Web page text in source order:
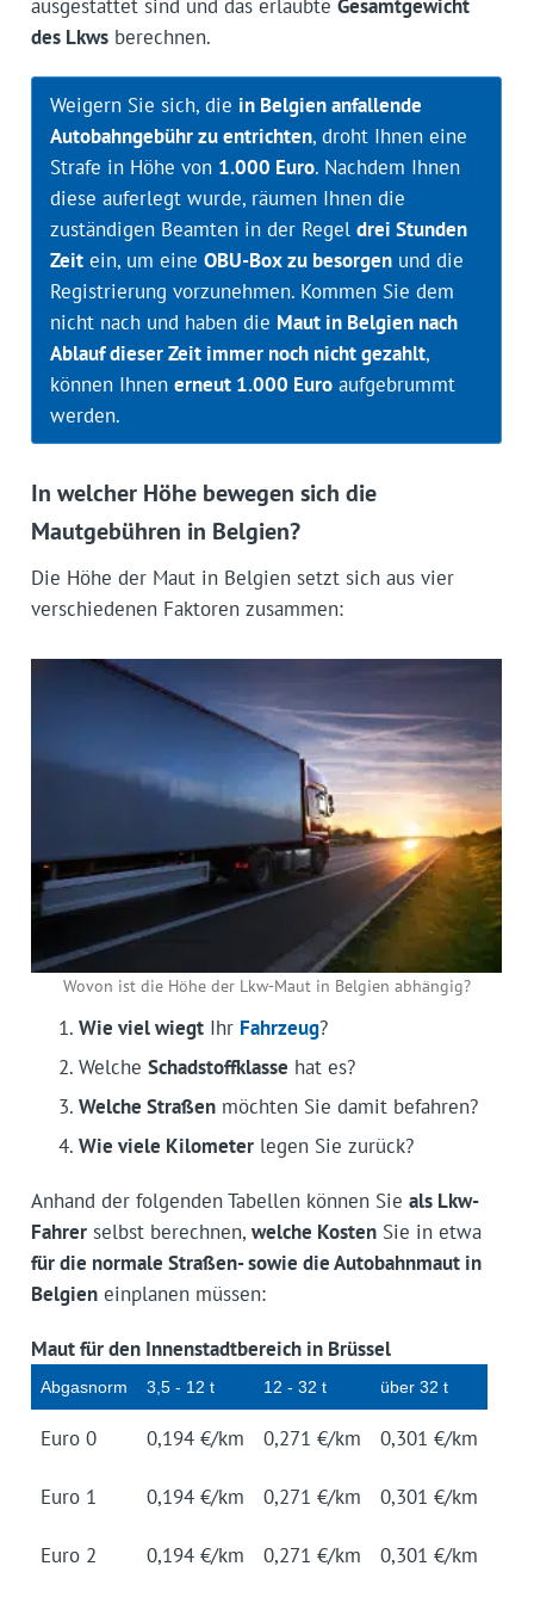
ausgestattet sind und das erlaubte Gesamtgewicht
des Lkwsberechnen.
Weigern Sie sich, die in Belgien anfallende
Autobahngebühr zu entrichten, droht Ihnen eine
Strafe in Höhe von 1.000 Euro. Nachdem Ihnen
diese auferlegt wurde, räumen Ihnen die
zuständigen Beamten in der Regel drei Stunden
Zeitein, um eine OBU-Box zu besorgenund die
Registrierung vorzunehmen. Kommen Sie dem
nicht nach und haben die Maut in Belgien nach
Ablauf dieser Zeit immer noch nicht gezahlt,
können Ihnen erneut 1.000 Euroaufgebrummt
werden.
In welcher Höhe bewegen sich die
Mautgebühren in Belgien?
Die Höhe der Maut in Belgien setzt sich aus vier
verschiedenen Faktoren zusammen:
Wovon ist die Höhe der Lkw-Maut in Belgien abhängig?
Wie viel wiegtIhr Fahrzeug?
Welche Schadstoffklasse hat es?
Welche Straßenmöchten Sie damit befahren?
Wie viele Kilometerlegen Sie zurück?
Anhand der folgenden Tabellen können Sie als Lkw-
Fahrerselbst berechnen, welche KostenSie in etwa
für die normale Straßen- sowie die Autobahnmaut in
Belgieneinplanen müssen:
Maut für den Innenstadtbereich in Brüssel
Ab­gas­norm 3,5 - 12 t 12 - 32 t über 32 t
Euro 0 0,194 €/km 0,271 €/km 0,301 €/km
Euro 1 0,194 €/km 0,271 €/km 0,301 €/km
Euro 2 0,194 €/km 0,271 €/km 0,301 €/km